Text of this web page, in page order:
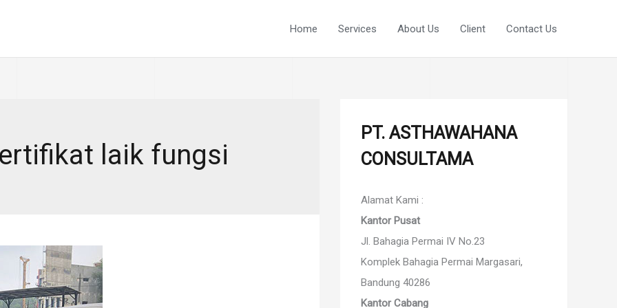
Home Services About Us Client Contact Us
laik fungsi
PT. ASTHAWAHANA
CONSULTAMA
Alamat Kami :
Kantor Pusat
Jl. Bahagia Permai IV No.23
Komplek Bahagia Permai Margasari,
Bandung 40286
Kantor Cabang